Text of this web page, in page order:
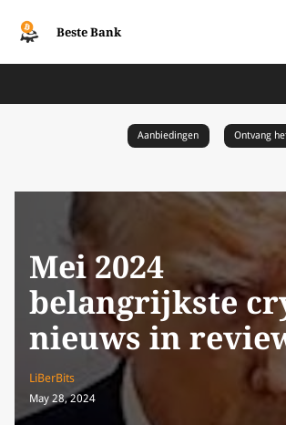
Beste Bank
Aanbiedingen Ontvang
Mei 2024
belangrijkste
nieuws in
LiBerBits
May 28, 2024